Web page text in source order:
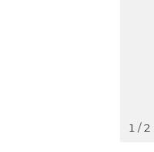
1 / 2